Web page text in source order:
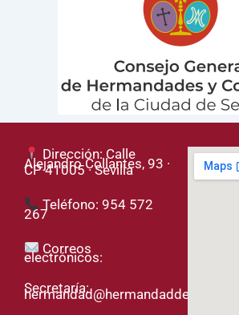
Dirección: Calle
Alejandro Collantes, 93 ·
CP 41005 · Sevilla
Teléfono: 954 572
267
Correos
electrónicos:
Secretaría:
hermandad@hermandaddelased.org